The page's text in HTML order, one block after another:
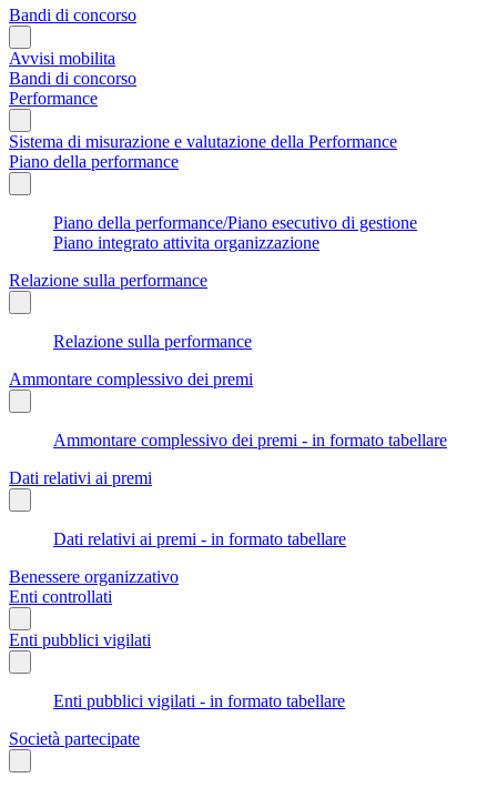
Bandi di concorso
Avvisi mobilita
Bandi di concorso
Performance
Sistema di misurazione e valutazione della Performance
Piano della performance
Piano della performance/Piano esecutivo di gestione
Piano integrato attivita organizzazione
Relazione sulla performance
Relazione sulla performance
Ammontare complessivo dei premi
Ammontare complessivo dei premi - in formato tabellare
Dati relativi ai premi
Dati relativi ai premi - in formato tabellare
Benessere organizzativo
Enti controllati
Enti pubblici vigilati
Enti pubblici vigilati - in formato tabellare
Società partecipate